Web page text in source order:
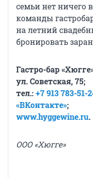
семьи нет ничего
команды
на летний
бронировать
Гастро-бар
ул. Советская, 75;
тел.: +7 913 783-51-
«ВКонтакте»;
www.hyggewine.ru.
ООО «Хюгге»